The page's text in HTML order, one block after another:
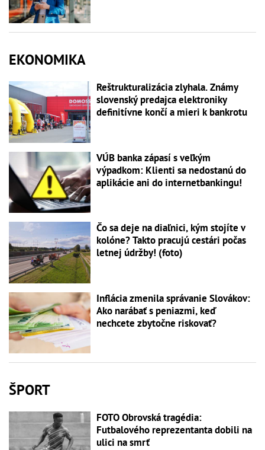
EKONOMIKA
Reštrukturalizácia zlyhala. Známy
slovenský predajca elektroniky
definitívne končí a mieri k bankrotu
VÚB banka zápasí s veľkým
výpadkom: Klienti sa nedostanú do
aplikácie ani do internetbankingu!
Čo sa deje na diaľnici, kým stojíte v
kolóne? Takto pracujú cestári počas
letnej údržby! (foto)
Inflácia zmenila správanie Slovákov:
Ako narábať s peniazmi, keď
nechcete zbytočne riskovať?
ŠPORT
FOTO Obrovská tragédia:
Futbalového reprezentanta dobili na
ulici na smrť